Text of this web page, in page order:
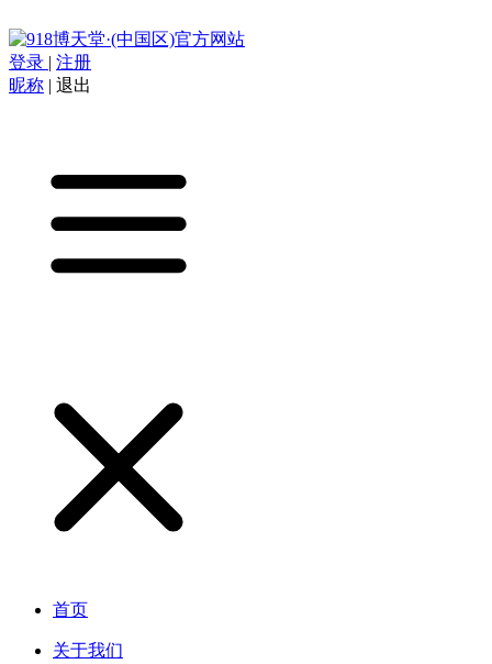
登录 | 注册
昵称 | 退出
首页
关于我们